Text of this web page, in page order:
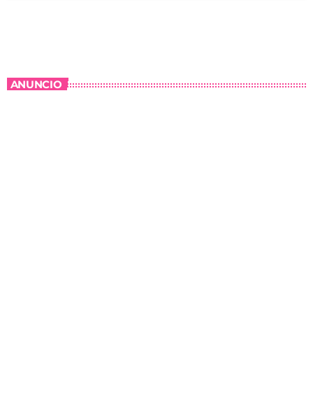
ANUNCIO